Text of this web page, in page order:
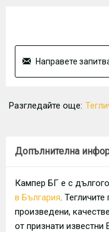
Направете
Разгледайте още:
Допълнителна
Кампер БГ е с
в България.
произведени,
от признати известни